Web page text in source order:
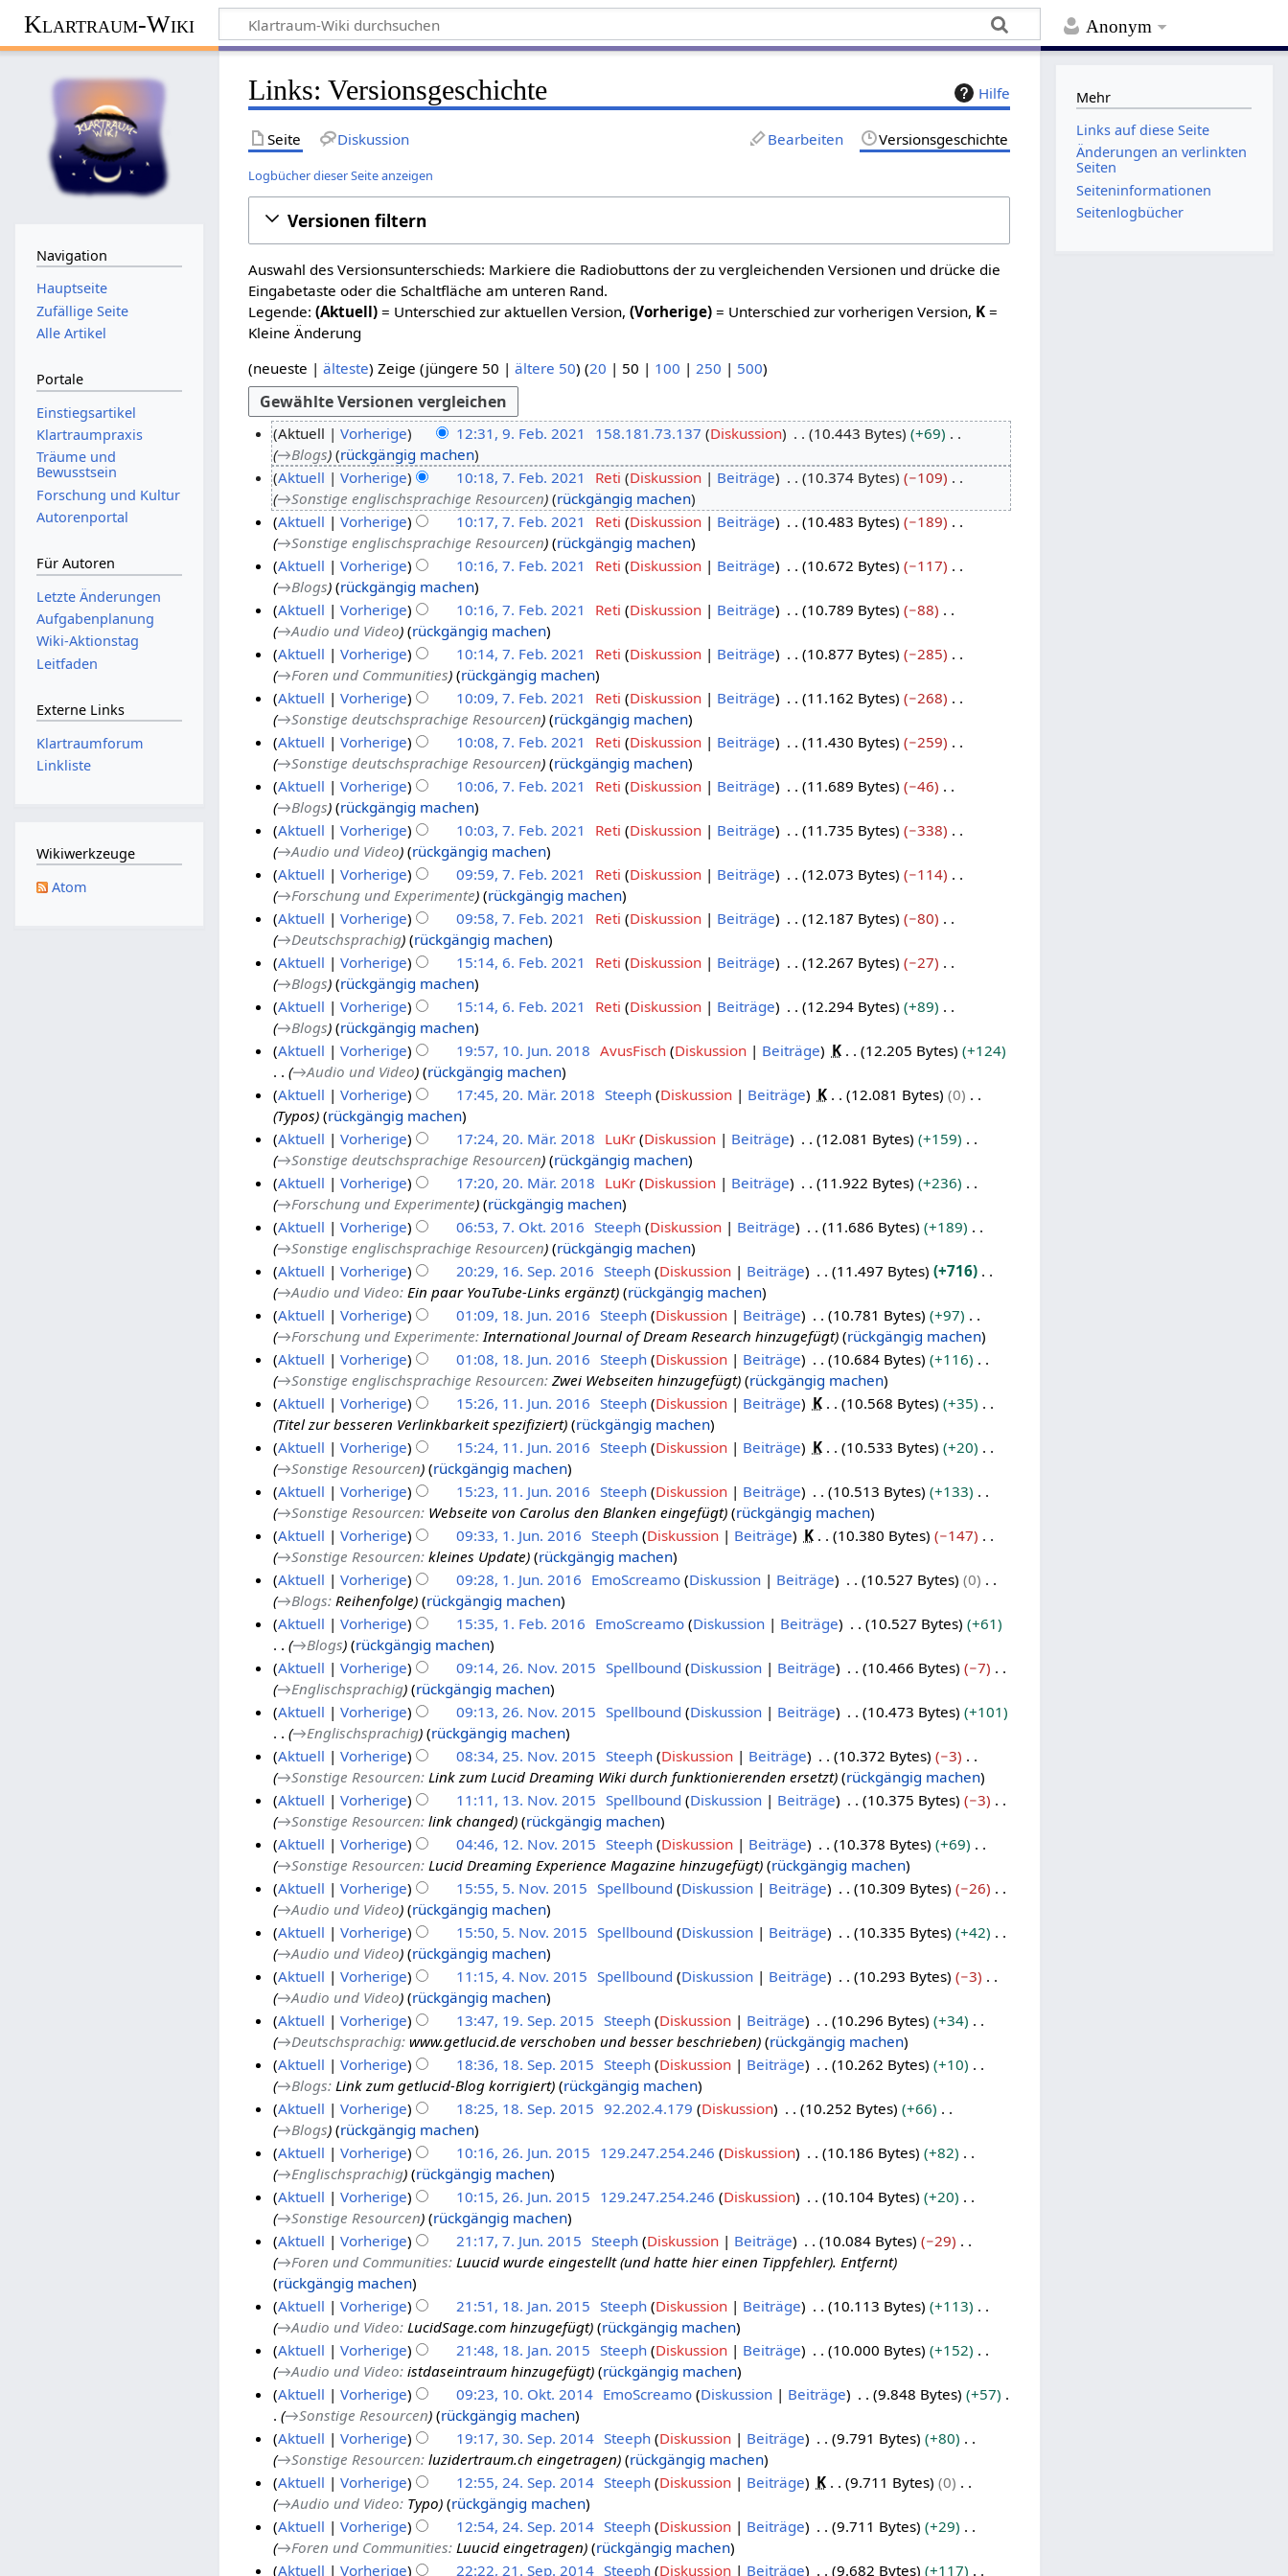
Anonym
Klartraum-Wiki
Hilfe
Links: Versionsgeschichte
Seite Diskussion Bearbeiten Versionsgeschichte
Logbücher dieser Seite anzeigen
Versionen filtern
Auswahl des Versionsunterschieds: Markiere die Radiobuttons der zu vergleichenden Versionen und drücke die
Eingabetaste oder die Schaltfläche am unteren Rand.
Legende:(Aktuell) = Unterschied zur aktuellen Version,(Vorherige) = Unterschied zur vorherigen Version, K =
Kleine Änderung
(neueste |älteste) Zeige (jüngere 50 |ältere 50) (20 | 50 | 100 |250 | 500)
e
a
2
2
Aktuell Vorherige 12:31, 9. Feb. 2021 158.181.73.137 Diskussion 10.443 Bytes
+69
→Blogs rückgängig machen
e
a
2
2
Aktuell Vorherige 10:18, 7. Feb. 2021 Reti Diskussion Beiträge 10.374 Bytes
−109
→Sonstige englischsprachige Resourcen
rückgängig machen
Aktuell
Vorherige 10:17, 7. Feb. 2021 Reti Diskussion Beiträge 10.483 Bytes
−189
→Sonstige englischsprachige Resourcen
rückgängig machen
Aktuell
Vorherige 10:16, 7. Feb. 2021 Reti Diskussion Beiträge 10.672 Bytes
−117
→Blogs
rückgängig machen
Aktuell
Vorherige 10:16, 7. Feb. 2021 Reti Diskussion Beiträge 10.789 Bytes
−88
→Audio und Video
rückgängig machen
Aktuell
Vorherige 10:14, 7. Feb. 2021 Reti Diskussion Beiträge 10.877 Bytes
−285
→Foren und Communities
rückgängig machen
Aktuell
Vorherige 10:09, 7. Feb. 2021 Reti Diskussion Beiträge 11.162 Bytes
−268
→Sonstige deutschsprachige Resourcen
rückgängig machen
Aktuell
Vorherige 10:08, 7. Feb. 2021 Reti Diskussion Beiträge 11.430 Bytes
−259
→Sonstige deutschsprachige Resourcen
rückgängig machen
Aktuell
Vorherige 10:06, 7. Feb. 2021 Reti Diskussion Beiträge 11.689 Bytes
−46
→Blogs
rückgängig machen
Aktuell
Vorherige 10:03, 7. Feb. 2021 Reti Diskussion Beiträge 11.735 Bytes
−338
→Audio und Video
rückgängig machen
Aktuell
Vorherige 09:59, 7. Feb. 2021 Reti Diskussion Beiträge 12.073 Bytes
−114
→Forschung und Experimente
rückgängig machen
Aktuell
Vorherige 09:58, 7. Feb. 2021 Reti Diskussion Beiträge 12.187 Bytes
−80
→Deutschsprachig rückgängig machen
e
a
2
2
Aktuell Vorherige 15:14, 6. Feb. 2021 Reti Diskussion Beiträge 12.267 Bytes
−27
→Blogs
rückgängig machen
Aktuell
Vorherige 15:14, 6. Feb. 2021 Reti Diskussion Beiträge 12.294 Bytes
+89
→Blogs rückgängig machen
0
J
n
2
1
Aktuell Vorherige 19:57, 10. Jun. 2018 AvusFisch Diskussion Beiträge K 12.205 Bytes
+124
→Audio und Video rückgängig machen
0
M
2
1
Aktuell Vorherige 17:45, 20. Mär. 2018 Steeph Diskussion Beiträge K 12.081 Bytes
0
Typos
rückgängig machen
Aktuell
Vorherige 17:24, 20. Mär. 2018 LuKr Diskussion Beiträge 12.081 Bytes
+159
→Sonstige deutschsprachige Resourcen
rückgängig machen
Aktuell
Vorherige 17:20, 20. Mär. 2018 LuKr Diskussion Beiträge 11.922 Bytes
+236
→Forschung und Experimente rückgängig machen
k
o
e
2
1
Aktuell Vorherige 06:53, 7. Okt. 2016 Steeph Diskussion Beiträge 11.686 Bytes
+189
→Sonstige englischsprachige Resourcen rückgängig machen
6
S
p
e
b
0
6
Aktuell Vorherige 20:29, 16. Sep. 2016 Steeph Diskussion Beiträge 11.497 Bytes
+716
→Audio und Video: Ein paar YouTube-Links ergänzt rückgängig machen
8
J
n
2
1
Aktuell Vorherige 01:09, 18. Jun. 2016 Steeph Diskussion Beiträge 10.781 Bytes
+97
→Forschung und Experimente: International Journal of Dream Research hinzugefügt
rückgängig machen
Aktuell
Vorherige 01:08, 18. Jun. 2016 Steeph Diskussion Beiträge 10.684 Bytes
+116
→Sonstige englischsprachige Resourcen: Zwei Webseiten hinzugefügt rückgängig machen
1
J
n
2
1
Aktuell Vorherige 15:26, 11. Jun. 2016 Steeph Diskussion Beiträge K 10.568 Bytes
+35
Titel zur besseren Verlinkbarkeit spezifiziert
rückgängig machen
Aktuell
Vorherige 15:24, 11. Jun. 2016 Steeph Diskussion Beiträge K 10.533 Bytes
+20
→Sonstige Resourcen
rückgängig machen
Aktuell
Vorherige 15:23, 11. Jun. 2016 Steeph Diskussion Beiträge 10.513 Bytes
+133
→Sonstige Resourcen: Webseite von Carolus den Blanken eingefügt rückgängig machen
u
0
6
Aktuell Vorherige 09:33, 1. Jun. 2016 Steeph Diskussion Beiträge K 10.380 Bytes
−147
→Sonstige Resourcen: kleines Update
rückgängig machen
Aktuell
Vorherige 09:28, 1. Jun. 2016 EmoScreamo Diskussion Beiträge 10.527 Bytes
0
→Blogs: Reihenfolge rückgängig machen
e
a
2
1
Aktuell Vorherige 15:35, 1. Feb. 2016 EmoScreamo Diskussion Beiträge 10.527 Bytes
+61
→Blogs rückgängig machen
6
N
v
m
e
2
1
Aktuell Vorherige 09:14, 26. Nov. 2015 Spellbound Diskussion Beiträge 10.466 Bytes
−7
→Englischsprachig
rückgängig machen
Aktuell
Vorherige 09:13, 26. Nov. 2015 Spellbound Diskussion Beiträge 10.473 Bytes
+101
→Englischsprachig rückgängig machen
5
N
v
m
e
2
1
Aktuell Vorherige 08:34, 25. Nov. 2015 Steeph Diskussion Beiträge 10.372 Bytes
−3
→Sonstige Resourcen: Link zum Lucid Dreaming Wiki durch funktionierenden ersetzt rückgängig machen
3
N
v
m
e
2
1
Aktuell Vorherige 11:11, 13. Nov. 2015 Spellbound Diskussion Beiträge 10.375 Bytes
−3
→Sonstige Resourcen: link changed rückgängig machen
2
N
v
m
e
2
1
Aktuell Vorherige 04:46, 12. Nov. 2015 Steeph Diskussion Beiträge 10.378 Bytes
+69
→Sonstige Resourcen: Lucid Dreaming Experience Magazine hinzugefügt rückgängig machen
o
e
b
0
5
Aktuell Vorherige 15:55, 5. Nov. 2015 Spellbound Diskussion Beiträge 10.309 Bytes
−26
→Audio und Video
rückgängig machen
Aktuell
Vorherige 15:50, 5. Nov. 2015 Spellbound Diskussion Beiträge 10.335 Bytes
+42
→Audio und Video rückgängig machen
o
e
b
0
Aktuell Vorherige 11:15, 4. Nov. 2015 Spellbound Diskussion Beiträge 10.293 Bytes
−3
→Audio und Video rückgängig machen
9
S
p
e
b
2
1
Aktuell Vorherige 13:47, 19. Sep. 2015 Steeph Diskussion Beiträge 10.296 Bytes
+34
→Deutschsprachig: www.getlucid.de verschoben und besser beschrieben rückgängig machen
8
S
p
e
e
2
1
Aktuell Vorherige 18:36, 18. Sep. 2015 Steeph Diskussion Beiträge 10.262 Bytes
+10
→Blogs: Link zum getlucid-Blog korrigiert
rückgängig machen
Aktuell
Vorherige 18:25, 18. Sep. 2015 92.202.4.179 Diskussion 10.252 Bytes
+66
→Blogs rückgängig machen
6
J
0
5
Aktuell Vorherige 10:16, 26. Jun. 2015 129.247.254.246 Diskussion 10.186 Bytes
+82
→Englischsprachig
rückgängig machen
Aktuell
Vorherige 10:15, 26. Jun. 2015 129.247.254.246 Diskussion 10.104 Bytes
+20
→Sonstige Resourcen rückgängig machen
J
n
2
1
Aktuell Vorherige 21:17, 7. Jun. 2015 Steeph Diskussion Beiträge 10.084 Bytes
−29
→Foren und Communities: Luucid wurde eingestellt (und hatte hier einen Tippfehler). Entfernt
rückgängig machen
8
J
n
a
2
Aktuell Vorherige 21:51, 18. Jan. 2015 Steeph Diskussion Beiträge 10.113 Bytes
+113
→Audio und Video: LucidSage.com hinzugefügt
rückgängig machen
Aktuell
Vorherige 21:48, 18. Jan. 2015 Steeph Diskussion Beiträge 10.000 Bytes
+152
→Audio und Video: istdaseintraum hinzugefügt rückgängig machen
0
O
Aktuell Vorherige 09:23, 10. Okt. 2014 EmoScreamo Diskussion Beiträge 9.848 Bytes
+57
→Sonstige Resourcen rückgängig machen
0
S
Aktuell Vorherige 19:17, 30. Sep. 2014 Steeph Diskussion Beiträge 9.791 Bytes
+80
→Sonstige Resourcen: luzidertraum.ch eingetragen rückgängig machen
4
Aktuell Vorherige 12:55, 24. Sep. 2014 Steeph Diskussion Beiträge K 9.711 Bytes
0
→Audio und Video: Typo
rückgängig machen
Aktuell
Vorherige 12:54, 24. Sep. 2014 Steeph Diskussion Beiträge 9.711 Bytes
+29
→Foren und Communities: Luucid eingetragen
rückgängig machen
Aktuell
Vorherige 22:22, 21. Sep. 2014 Steeph Diskussion Beiträge 9.682 Bytes +117
Navigation
Hauptseite
Zufällige Seite
Alle Artikel
Portale
Einstiegsartikel
Klartraumpraxis
Träume und
Bewusstsein
Forschung und Kultur
Autorenportal
Für Autoren
Letzte Änderungen
Aufgabenplanung
Wiki-Aktionstag
Leitfaden
Externe Links
Klartraumforum
Linkliste
Wikiwerkzeuge
Atom
Mehr
Links auf diese Seite
Änderungen an verlinkten
Seiten
Seiten­­informationen
Seitenlogbücher